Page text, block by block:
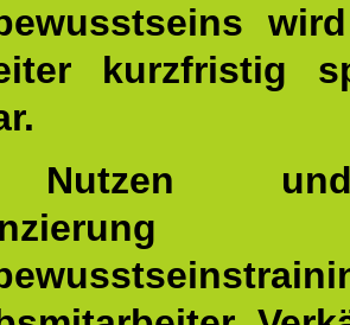
kurzfristig
Nutzen